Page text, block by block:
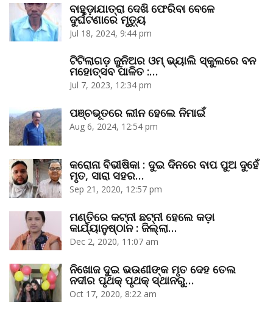
ବାହୁଡ଼ାଯାତ୍ରା ଦେଖି ଫେରିବା ବେଳେ
ଦୁର୍ଘଟଣାରେ ମୃତ୍ୟୁ
Jul 18, 2024, 9:44 pm
ଟିଟିଲାଗଡ଼ ଜୁନିଅର ଓମ୍‌ ଭ୍ୟାଲି ସ୍କୁଲରେ ବନ
ମହୋତ୍ସବ ପାଳିତ :…
Jul 7, 2023, 12:34 pm
ପଞ୍ଚଭୂତରେ ଲୀନ ହେଲେ ନିମାଇଁ
Aug 6, 2024, 12:54 pm
କରୋନା ବିଭୀଷିକା : ଦୁଇ ଦିନରେ ବାପ ପୁଅ ଦୁହେଁ
ମୃତ, ସାରା ସହର…
Sep 21, 2020, 12:57 pm
ମଣ୍ତିରେ କଟ୍‌ନୀ ଛଟ୍‌ନୀ ହେଲେ କଡ଼ା
କାର୍ଯ୍ୟାନୁଷ୍ଠାନ : ଜିଲ୍ଲା…
Dec 2, 2020, 11:07 am
ନିଖୋଜ ଦୁଇ ଭଉଣୀଙ୍କ ମୃତ ଦେହ ତେଲ
ନଦୀର ପୃଥକ୍‌ ପୃଥକ୍‌ ସ୍ଥାନରୁ…
Oct 17, 2020, 8:22 am